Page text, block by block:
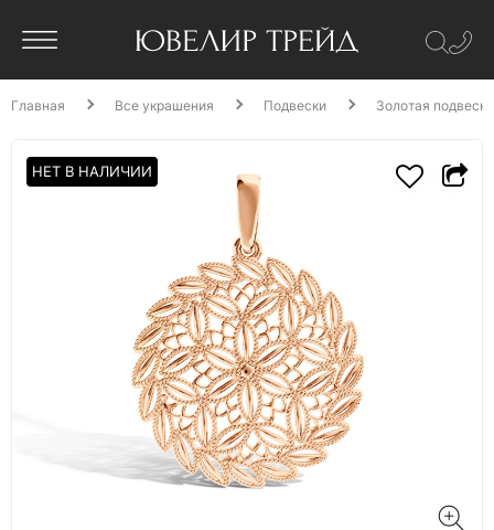
Главная Все украшения Подвески Золотая подвеска
НЕТ В НАЛИЧИИ